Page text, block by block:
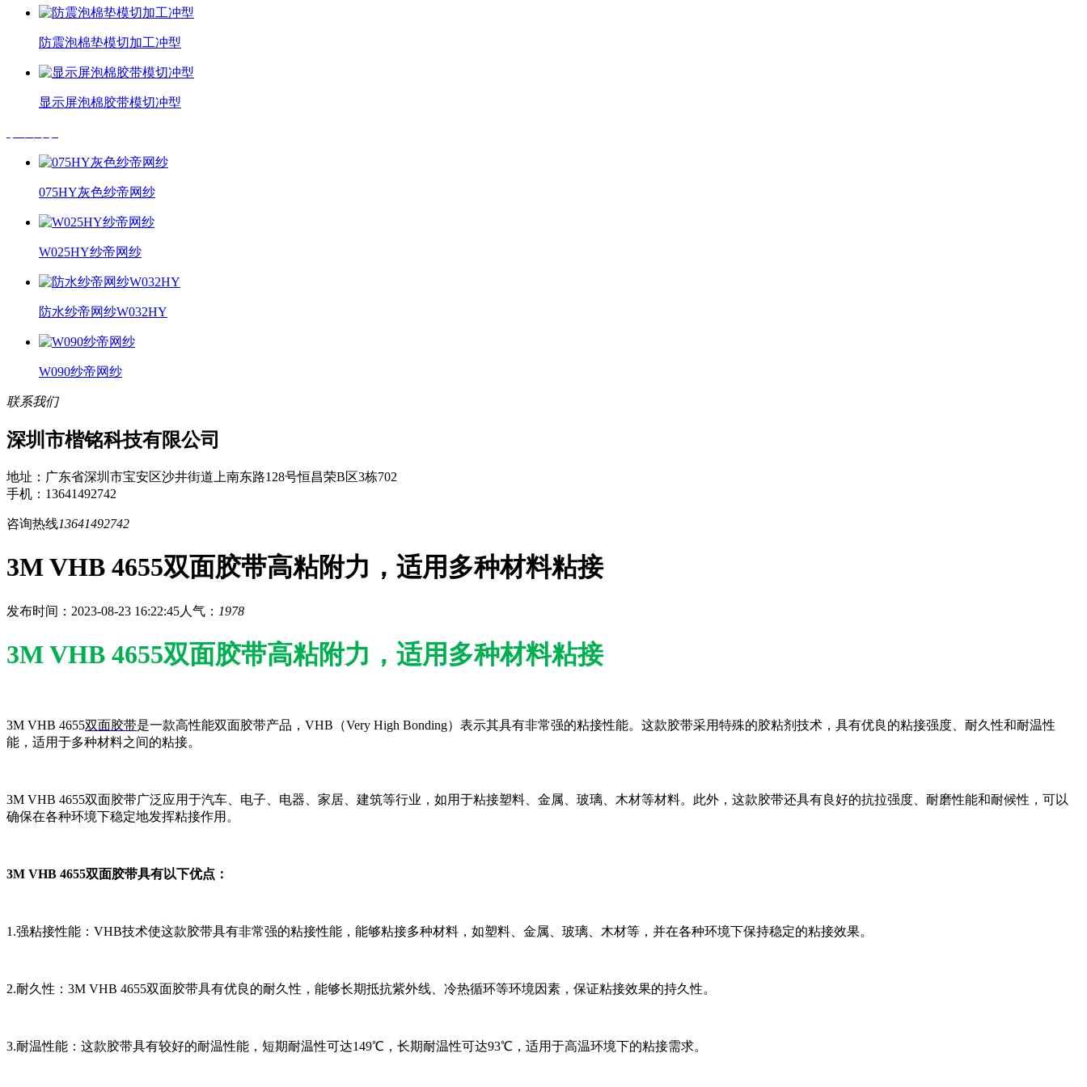
防震泡棉垫模切加工冲型
显示屏泡棉胶带模切冲型
075HY灰色纱帝网纱
W025HY纱帝网纱
防水纱帝网纱W032HY
W090纱帝网纱
联系我们
深圳市楷铭科技有限公司
地址：广东省深圳市宝安区沙井街道上南东路128号恒昌荣B区3栋702
手机：13641492742
咨询热线13641492742
3M VHB 4655双面胶带高粘附力，适用多种材料粘接
发布时间：2023-08-23 16:22:45人气： 1978
3M VHB 4655双面胶带高粘附力，适用多种材料粘接
3M VHB 4655双面胶带是一款高性能双面胶带产品，VHB（Very High Bonding）表示其具有非常强的粘接性能。这款胶带采用特殊的胶粘剂技术，具有优良的粘接强度、耐久性和耐温性
能，适用于多种材料之间的粘接。
3M VHB 4655双面胶带广泛应用于汽车、电子、电器、家居、建筑等行业，如用于粘接塑料、金属、玻璃、木材等材料。此外，这款胶带还具有良好的抗拉强度、耐磨性能和耐候性，可以
确保在各种环境下稳定地发挥粘接作用。
3M VHB 4655双面胶带具有以下优点：
1.强粘接性能：VHB技术使这款胶带具有非常强的粘接性能，能够粘接多种材料，如塑料、金属、玻璃、木材等，并在各种环境下保持稳定的粘接效果。
2.耐久性：3M VHB 4655双面胶带具有优良的耐久性，能够长期抵抗紫外线、冷热循环等环境因素，保证粘接效果的持久性。
3.耐温性能：这款胶带具有较好的耐温性能，短期耐温性可达149℃，长期耐温性可达93℃，适用于高温环境下的粘接需求。